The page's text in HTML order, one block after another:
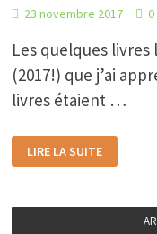
23 novembre 2017 0
Les quelques
(2017!) que j’ai
livres étaient …
LECTURES
LIRE LA SUITE